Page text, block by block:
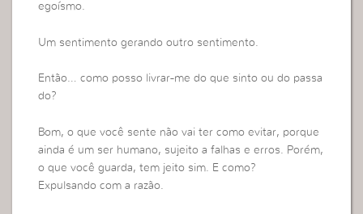
egoísmo.
Um sentimento gerando outro sentimento.
Então… como posso livrar-me do que sinto ou do passa
do?
Bom, o que você sente não vai ter como evitar, porque
ainda é um ser humano, sujeito a falhas e erros. Porém,
o que você guarda, tem jeito sim. E como?
Expulsando com a razão.